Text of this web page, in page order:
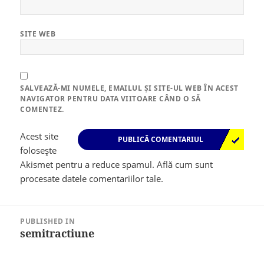
SITE WEB
SALVEAZĂ-MI NUMELE, EMAILUL ȘI SITE-UL WEB ÎN ACEST
NAVIGATOR PENTRU DATA VIITOARE CÂND O SĂ
COMENTEZ.
Acest site
folosește
Akismet pentru a reduce spamul.Află cum sunt
procesate datele comentariilor tale.
articole
PUBLISHED IN
semitractiune